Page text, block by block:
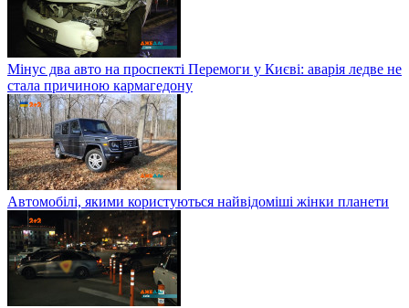
Мінус два авто на проспекті Перемоги у Києві: аварія ледве не
стала причиною кармагедону
Автомобілі, якими користуються найвідоміші жінки планети